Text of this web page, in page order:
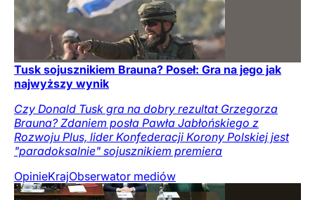
Tusk sojusznikiem Brauna? Poseł: Gra na jego jak
najwyższy wynik
Czy Donald Tusk gra na dobry rezultat Grzegorza
Brauna? Zdaniem posła Pawła Jabłońskiego z
Rozwoju Plus, lider Konfederacji Korony Polskiej jest
"paradoksalnie" sojusznikiem premiera
OpinieKrajObserwator mediów